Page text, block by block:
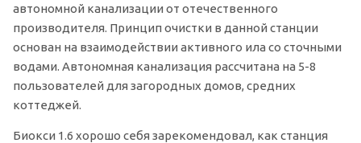
автономной канализации от отечественного
производителя. Принцип очистки в данной станции
основан на взаимодействии активного ила со сточными
водами. Автономная канализация рассчитана на 5-8
пользователей для загородных домов, средних
коттеджей.
Биокси 1.6 хорошо себя зарекомендовал, как станция